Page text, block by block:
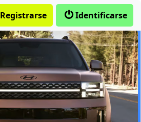
Identificarse
Registrarse